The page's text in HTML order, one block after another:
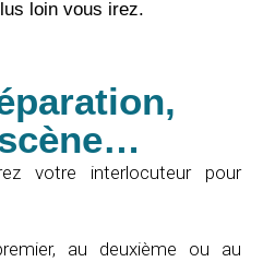
loin vous irez.
votre interlocuteur pour
au deuxième ou au